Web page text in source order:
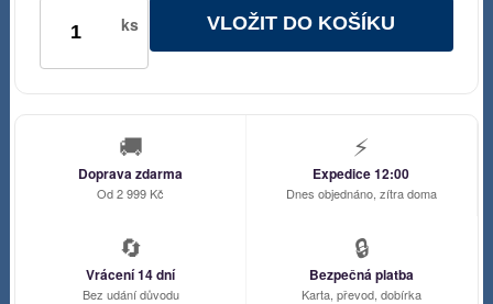
ks VLOŽIT DO KOŠÍKU
🚚
Doprava zdarma
Od 2 999 Kč
⚡
Expedice 12:00
Dnes objednáno, zítra doma
🔄
Vrácení 14 dní
Bez udání důvodu
🔒
Bezpečná platba
Karta, převod, dobírka